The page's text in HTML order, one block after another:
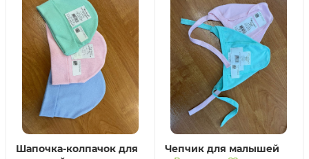
Шапочка-колпачок для
Чепчик для малышей